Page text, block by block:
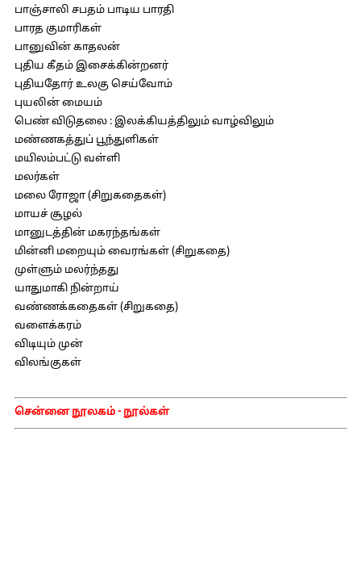
பாஞ்சாலி சபதம் பாடிய பாரதி
பாரத குமாரிகள்
பானுவின் காதலன்
புதிய கீதம் இசைக்கின்றனர்
புதியதோர் உலகு செய்வோம்
புயலின் மையம்
பெண் விடுதலை : இலக்கியத்திலும் வாழ்விலும்
மண்ணகத்துப் பூந்துளிகள்
மயிலம்பட்டு வள்ளி
மலர்கள்
மலை ரோஜா (சிறுகதைகள்)
மாயச் சூழல்
மானுடத்தின் மகரந்தங்கள்
மின்னி மறையும் வைரங்கள் (சிறுகதை)
முள்ளும் மலர்ந்தது
யாதுமாகி நின்றாய்
வண்ணக்கதைகள் (சிறுகதை)
வளைக்கரம்
விடியும் முன்
விலங்குகள்
சென்னை நூலகம் - நூல்கள்